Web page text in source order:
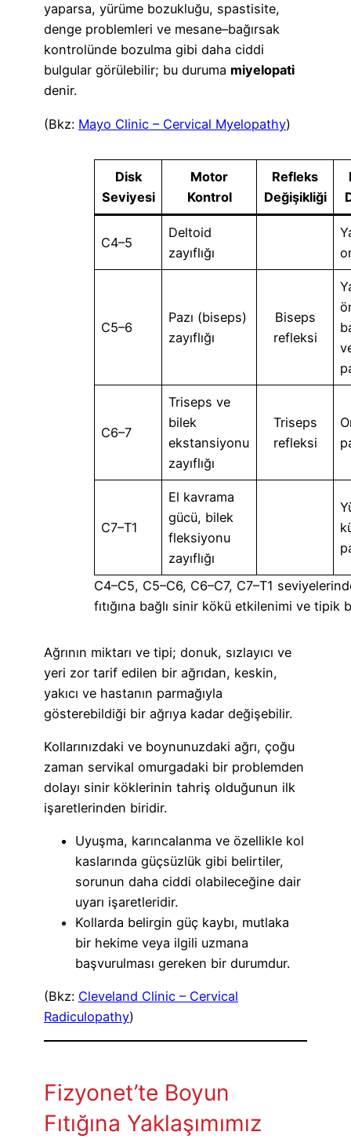
yaparsa, yürüme bozukluğu, spastisite,
denge problemleri ve mesane–bağırsak
kontrolünde bozulma gibi daha ciddi
bulgular görülebilir; bu duruma miyelopati
denir.
(Bkz: Mayo Clinic – Cervical Myelopathy)
Disk
Seviyesi
Motor
Kontrol
Refleks
Değişikliği
C4–5
Deltoid
zayıflığı
C5–6
Pazı (biseps)
zayıflığı
Biseps
refleksi
C6–7
Triseps ve
bilek
ekstansiyonu
zayıflığı
Triseps
refleksi
C7–T1
El kavrama
gücü, bilek
fleksiyonu
zayıflığı
C4–C5, C5–C6, C6–C7, C7–T1
fıtığına bağlı sinir kökü etkilenimi ve tipik
Ağrının miktarı ve tipi; donuk, sızlayıcı ve
yeri zor tarif edilen bir ağrıdan, keskin,
yakıcı ve hastanın parmağıyla
gösterebildiği bir ağrıya kadar değişebilir.
Kollarınızdaki ve boynunuzdaki ağrı, çoğu
zaman servikal omurgadaki bir problemden
dolayı sinir köklerinin tahriş olduğunun ilk
işaretlerinden biridir.
Uyuşma, karıncalanma ve özellikle kol
kaslarında güçsüzlük gibi belirtiler,
sorunun daha ciddi olabileceğine dair
uyarı işaretleridir.
Kollarda belirgin güç kaybı, mutlaka
bir hekime veya ilgili uzmana
başvurulması gereken bir durumdur.
(Bkz: Cleveland Clinic – Cervical
Radiculopathy)
Fizyonet’te Boyun
Fıtığına Yaklaşımımız